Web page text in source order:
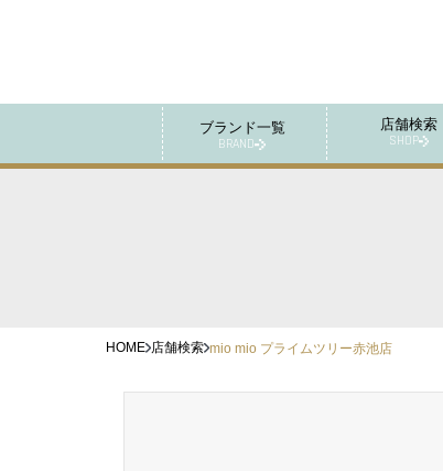
ブランド一覧
BRAND
店舗検索
SHOP
HOME 店舗検索 mio mio プライムツリー赤池店